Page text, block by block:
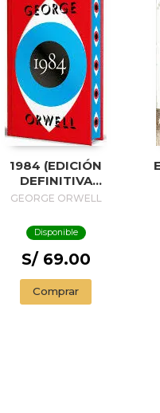
1984 (EDICIÓN
DEFINITIVA
AVALADA POR THE
(EDICIÓN
ESPECIAL
LIMITADA CON
CANTOS
PINTADOS) / 1984
(EDITION
GEORGE ORWELL
Disponible
S/ 69.00
Comprar